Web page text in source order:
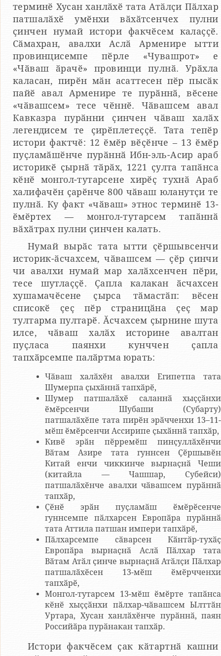
терминӗ Хусан ханлӑхӗ тата Атӑлҫи Пӑлхар
патшалӑхӗ умӗнхи вӑхӑтсенчех пулни
ҫинчен нумай истори факчӗсем калаҫҫӗ.
Сӑмахран, авалхи Аслӑ Арменире ытти
провинцисемпе пӗрле «Чувашрот» е
«Чӑваш ӑрачӗ» провинци пулнӑ. Урӑхла
каласан, пирӗн мӑн асаттесен пӗр пысӑк
пайӗ авал Арменире те пурӑннӑ, вӗсене
«чӑвашсем» тесе чӗннӗ. Чӑвашсем авал
Кавказра пурӑнни ҫинчен чӑваш халӑх
легендисем те ҫирӗплетеҫҫӗ. Тата тепӗр
истори фактчӗ: 12 ӗмӗр вӗҫӗнче – 13 ӗмӗр
пуҫламӑшӗнче пурӑннӑ Ибн-эль-Асир араб
историкӗ ҫырнӑ тӑрӑх, 1221 ҫулта тапӑнса
кӗнӗ монгол-тутарсене хирӗҫ тухнӑ Араб
халифачӗн ҫарӗнче 800 чӑваш юланутҫи те
пулнӑ. Ку факт «чӑваш» этнос терминӗ 13-
ӗмӗртех — монгол-тутарсем тапӑннӑ
вӑхӑтрах пулни ҫинчен калать.
Нумай вырӑс тата ытти ҫӗршывсенчи
историк-ӑсчахсем, чӑвашсем — ҫӗр ҫинчи
чи авалхи нумай мар халӑхсенчен пӗри,
тесе шутлаҫҫӗ. Ҫапла калакан ӑсчахсен
хушамачӗсене ҫырса тӑмастӑп: вӗсен
списокӗ ҫеҫ пӗр страницӑна ҫеҫ мар
тултарма пултарӗ. Ӑсчахсем ҫырнине шута
илсе, чӑваш халӑх историне авалтан
пуҫласа паянхи кунччен ҫапла
тапхӑрсемпе палӑртма юрать:
Чӑваш халӑхӗн авалхи Египетпа тата
Шумерпа ҫыхӑннӑ тапхӑрӗ,
Шумер патшалӑхӗ саланнӑ хыҫҫӑнхи
ӗмӗрсенчи Шубаши (Субарту)
патшалӑхӗпе тата пирӗн эрӑчченхи 13–11-
мӗш ӗмӗрсенчи Ассирипе ҫыхӑннӑ тапхӑр,
Кивӗ эрӑн пӗрремӗш пинҫуллӑхӗнчи
Вӑтам Азире тата гуннсен Ҫӗршывӗн
Китай енчи чиккинче вырнаҫнӑ Чеши
(китайла — Чашшар, Субейси)
патшалӑхӗнче авалхи чӑвашсем пурӑннӑ
тапхӑр,
Ҫӗнӗ эрӑн пуҫламӑш ӗмӗрӗсенче
гуннсемпе пӑлхарсен Европӑра пурӑннӑ
тата Аттила патшан импери тапхӑрӗ,
Пӑлхарсемпе сӑварсен Кӑнтӑр-тухӑҫ
Европӑра вырнаҫнӑ Аслӑ Пӑлхар тата
Вӑтам Атӑл ҫинче вырнаҫнӑ Атӑлҫи Пӑлхар
патшалӑхӗсен 13-мӗш ӗмӗрчченхи
тапхӑрӗ,
Монгол-тутарсем 13-мӗш ӗмӗрте тапӑнса
кӗнӗ хыҫҫӑнхи пӑлхар-чӑвашсем Ылттӑн
Уртара, Хусан ханлӑхӗнче пурӑннӑ, паян
Российӑра пурӑнакан тапхӑр.
Истори факчӗсем ҫак кӑтартнӑ кашни